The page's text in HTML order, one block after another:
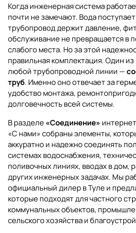
Когда инженерная система
почти не замечают. Вода
трубопровод держит давление,
обслуживание не превращается в
слабого места. Но за этой
правильная комплектация. Один
любой трубопроводной линии —
труб. Именно оно отвечает за
удобство монтажа,
долговечность всей системы.
В разделе«Соединение»
«С нами» собраны элементы,
аккуратно и надежно соединять
системах водоснабжения,
поливочных линиях, вводах в дом,
других инженерных задачах. Мы
официальный дилер в Туле и
которые подходят для частного
коммунальных объектов,
сельского хозяйства и